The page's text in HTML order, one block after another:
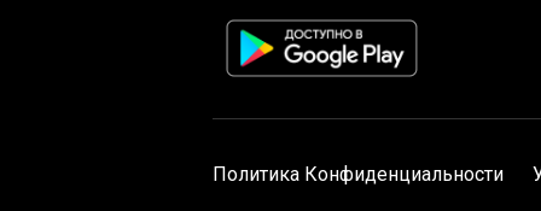
Политика Конфиденциальности